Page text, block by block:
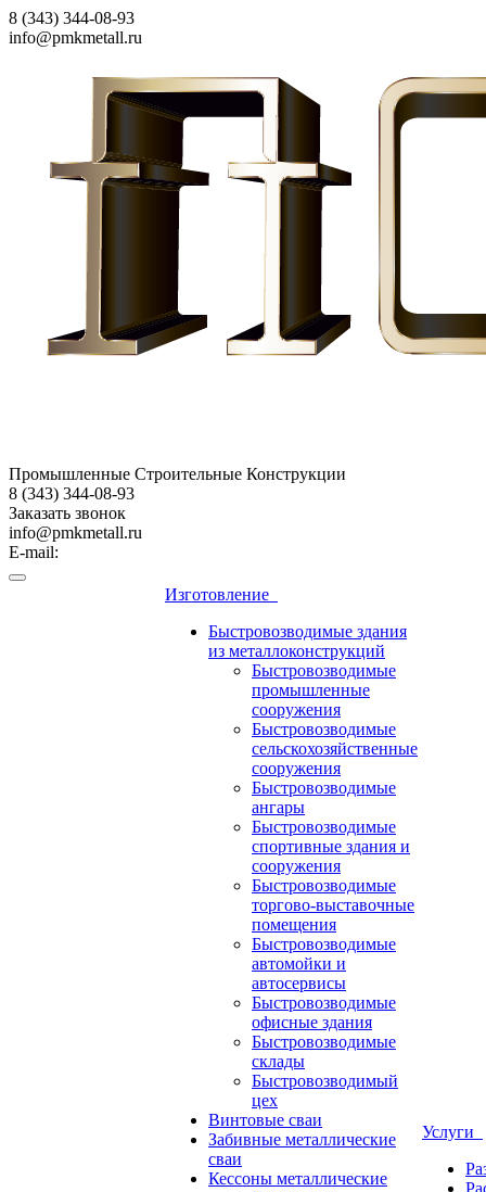
8 (343) 344-08-93
info@pmkmetall.ru
Промышленные Строительные Конструкции
8 (343) 344-08-93
Заказать звонок
info@pmkmetall.ru
E-mail:
Изготовление
Быстровозводимые здания
из металлоконструкций
Быстровозводимые
промышленные
сооружения
Быстровозводимые
сельскохозяйственные
сооружения
Быстровозводимые
ангары
Быстровозводимые
спортивные здания и
сооружения
Быстровозводимые
торгово-выставочные
помещения
Быстровозводимые
автомойки и
автосервисы
Быстровозводимые
офисные здания
Быстровозводимые
склады
Быстровозводимый
цех
Винтовые сваи
Забивные металлические
сваи
Кессоны металлические
Услуги